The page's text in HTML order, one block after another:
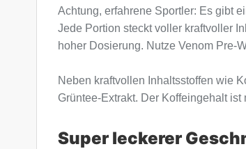
Achtung, erfahrene Sportler: Es gibt
Jede Portion steckt voller kraftvoller
hoher Dosierung. Nutze Venom Pre-
Neben kraftvollen Inhaltsstoffen wie
Grüntee-Extrakt. Der Koffeingehalt
Super leckerer